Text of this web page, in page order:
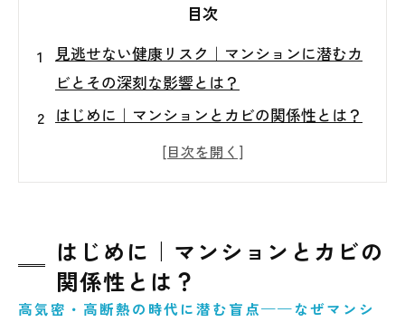
目次
見逃せない健康リスク｜マンションに潜むカ
ビとその深刻な影響とは？
はじめに｜マンションとカビの関係性とは？
見逃せない健康被害｜呼吸器への影響
皮膚・目・粘膜へのカビの影響
カビの健康被害を悪化させる“再発リスク”
住環境の見直しがカギ｜今できる対策とは
まとめ｜カビのない安全な住まいを目指して
はじめに｜マンションとカビの
関係性とは？
高気密・高断熱の時代に潜む盲点——なぜマンシ